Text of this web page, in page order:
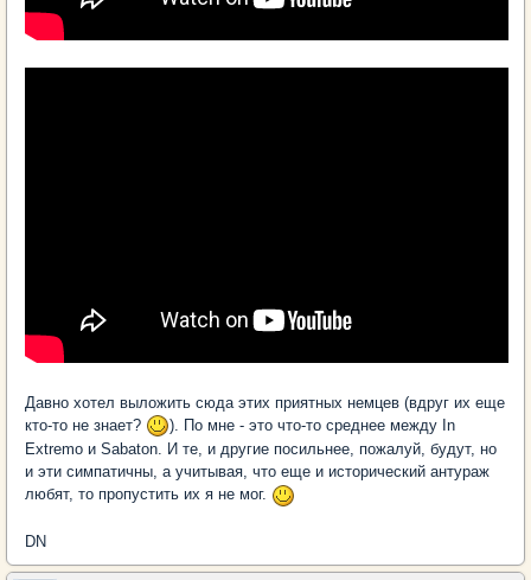
Давно хотел выложить сюда этих приятных немцев (вдруг их еще
кто-то не знает?
). По мне - это что-то среднее между In
Extremo и Sabaton. И те, и другие посильнее, пожалуй, будут, но
и эти симпатичны, а учитывая, что еще и исторический антураж
любят, то пропустить их я не мог.
DN